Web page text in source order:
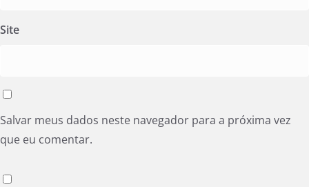
Site
Salvar meus dados neste navegador para a próxima vez
que eu comentar.